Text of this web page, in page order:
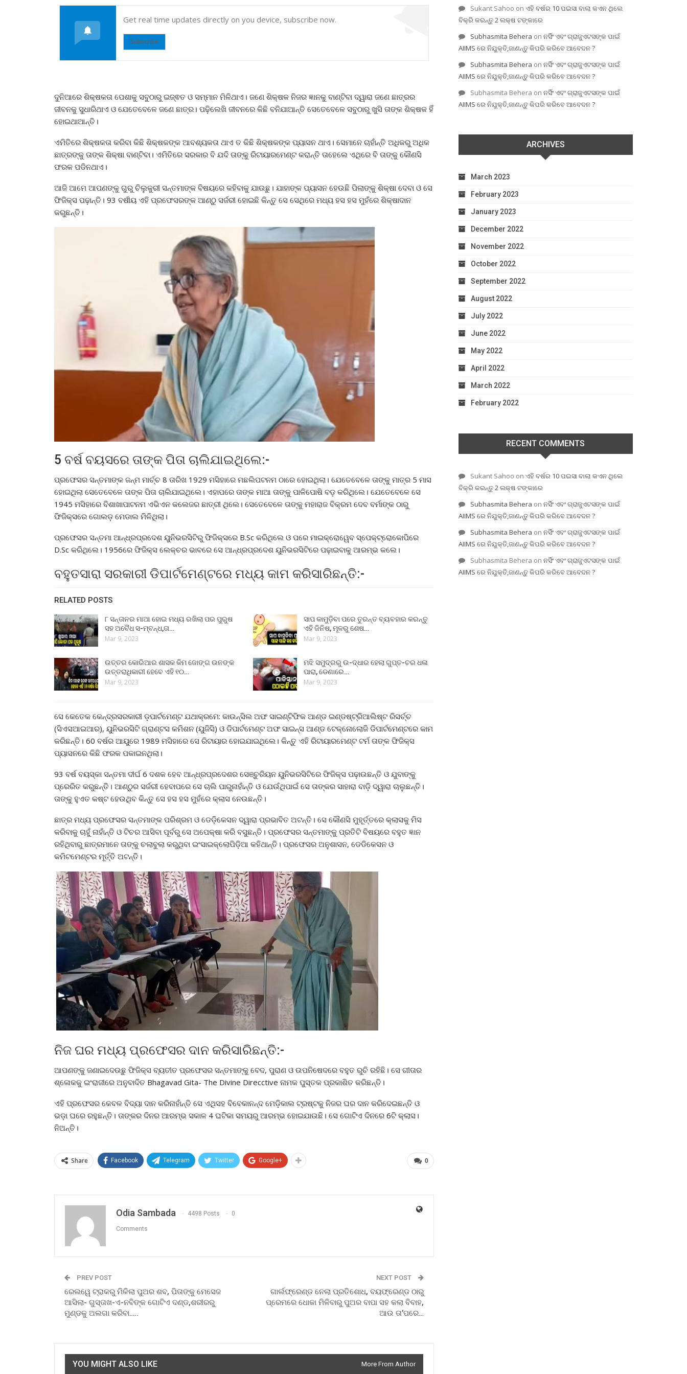
Get real time updates directly on you device, subscribe now.
Subscribe
ଦୁନିଆରେ ଶିକ୍ଷକତା ପେଶାକୁ ସବୁଠାରୁ ଇଜ୍ଵତ ଓ ସମ୍ମାନ ମିଳିଥାଏ। ଜଣେ ଶିକ୍ଷକ ନିଜର ଜ୍ଞାନକୁ ବାଣ୍ଟିବା ଦ୍ୱାରା ଜଣେ ଛାତ୍ରର
ଜୀବନକୁ ସୁଧାରିଥାଏ ଓ ଯେତେବେଳେ ଜଣେ ଛାତ୍ର। ପଢ଼ିଲେଖି ଜୀବନରେ କିଛି ବନିଯାଆନ୍ତି ସେତେବେଳେ ସବୁଠାରୁ ଖୁସି ତାଙ୍କ ଶିକ୍ଷକ ହିଁ
ହୋଇଥାଆନ୍ତି।
ଏମିତିରେ ଶିକ୍ଷକତା କରିବା କିଛି ଶିକ୍ଷକଙ୍କ ଆବଶ୍ୟକତା ଥାଏ ତ କିଛି ଶିକ୍ଷକଙ୍କ ପ୍ୟାସନ ଥାଏ। ସେମାନେ ଚାହାଁନ୍ତି ଅଧିକରୁ ଅଧିକ
ଛାତ୍ରଙ୍କୁ ତାଙ୍କ ଶିକ୍ଷା ବାଣ୍ଟିବା। ଏମିତିରେ ସରକାର ବି ଯଦି ତାଙ୍କୁ ରିଟାୟାରମେଣ୍ଟ କରାନ୍ତି ତାହେଲେ ଏଥିରେ ବି ତାଙ୍କୁ କୌଣସି
ଫରକ ପଡିନଥାଏ।
ଆଜି ଆମେ ଆପଣଙ୍କୁ ଗୁରୁ ଚିଲୁକୁରୀ ସନ୍ତମାଙ୍କ ବିଷୟରେ କହିବାକୁ ଯାଉଛୁ। ଯାହାଙ୍କ ପ୍ୟାସନ ହେଉଛି ପିଲାଙ୍କୁ ଶିକ୍ଷା ଦେବା ଓ ସେ
ଫିଜିକ୍ସ ପଢ଼ାନ୍ତି। 93 ବର୍ଷୀୟ ଏହି ପ୍ରଫେସରଙ୍କ ଆଣ୍ଠୁ ସର୍ଜରୀ ହୋଇଛି କିନ୍ତୁ ସେ ସେଥିରେ ମଧ୍ୟ ହସ ହସ ମୁହଁରେ ଶିକ୍ଷାଦାନ
କରୁଛନ୍ତି।
5 ବର୍ଷ ବୟସରେ ତାଙ୍କ ପିତା ଚାଲିଯାଇଥିଲେ:-
ପ୍ରଫେସର ସନ୍ତମାଙ୍କ ଜନ୍ମ ମାର୍ଚ୍ଚ 8 ତାରିଖ 1929 ମସିହାରେ ମଛଲିପଟନମ ଠାରେ ହୋଇଥିଲା। ଯେତେବେଳେ ତାଙ୍କୁ ମାତ୍ର 5 ମାସ
ହୋଇଥିଲା ସେତେବେଳେ ତାଙ୍କ ପିତା ଚାଲିଯାଇଥିଲେ। ଏହାପରେ ତାଙ୍କ ମାଆ ତାଙ୍କୁ ପାଳିପୋଷି ବଡ଼ କରିଥିଲେ। ଯେତେବେଳେ ସେ
1945 ମସିହାରେ ବିଶାଖାପାଟନମ ଏଭିଏନ କଲେଜର ଛାତ୍ରୀ ଥିଲେ। ସେତେବେଳେ ତାଙ୍କୁ ମହାରାଜ ବିକ୍ରମ ଦେବ ବର୍ମାଙ୍କ ଠାରୁ
ଫିଜିକ୍ସରେ ଗୋଲଡ଼ ମେଡାଲ ମିଳିଥିଲା।
ପ୍ରଫେସର ସନ୍ତମା ଆନ୍ଧ୍ରପ୍ରଦେଶ ୟୁନିଭରସିଟିରୁ ଫିଜିକ୍ସରେ B.Sc କରିଥିଲେ ଓ ପରେ ମାଇକ୍ରୋୱେବ ସ୍ପେକ୍ଟ୍ରୋକୋପିରେ
D.Sc କରିଥିଲେ। 1956ରେ ଫିଜିକ୍ସ ଲେକ୍ଚର ଭାବରେ ସେ ଆନ୍ଧ୍ରପ୍ରଦେଶ ୟୁନିଭରସିଟିରେ ପଢ଼ାଇବାକୁ ଆରମ୍ଭ କଲେ।
ବହୁତସାରା ସରକାରୀ ଡିପାର୍ଟମେଣ୍ଟରେ ମଧ୍ୟ କାମ କରିସାରିଛନ୍ତି:-
RELATED POSTS
୮ ସନ୍ତାନର ମାଆ ହୋଇ ମଧ୍ୟ ରଖିଲା ପର ପୁରୁଷ
ସହ ଅବୈଧ ସ-ମ୍ବନ୍ଧ,ତା…
Mar 9, 2023
ସାପ କାମୁଡ଼ିବା ପରେ ତୁରନ୍ତ ବ୍ୟବହାର କରନ୍ତୁ
ଏହି ଜିନିଷ, ମୂଳରୁ ଶେଷ…
Mar 9, 2023
ଉତ୍ତର କୋରିଆର ଶାସକ କିମ ଜୋଙ୍ଗ ଉନଙ୍କ
ଉତ୍ତରାଧିକାରୀ ହେବେ ଏହି ୧୦…
Mar 9, 2023
ମଝି ସମୁଦ୍ରରୁ ଉ-ଦ୍ଧାର ହେଲା ଗୁପ୍ତ-ଚର ଧଳା
ପାରା, ଡେଣାରେ…
Mar 9, 2023
ସେ କେତେକ କେନ୍ଦ୍ରସରକାରୀ ଡ଼ପାର୍ଟମେଣ୍ଟ ଯଥାକ୍ରମେ: କାଉନ୍ସିଲ ଅଫ ସାଇଣ୍ଟିଫିକ ଆଣ୍ଡ ଇଣ୍ଡଷ୍ଟ୍ରିଆଲିଷ୍ଟ ରିସର୍ଚ୍ଚ
(ସିଏସଆଇଆର), ୟୁନିଭରସିଟି ଗ୍ରାଣ୍ଟସ କମିଶନ (ୟୁଜିସି) ଓ ଡିପାର୍ଟମେଣ୍ଟ ଅଫ ସାଇନ୍ସ ଆଣ୍ଡ ଟେକ୍ନୋଲୋଜି ଡିପାର୍ଟମେଣ୍ଟରେ କାମ
କରିଛନ୍ତି। 60 ବର୍ଷର ଆୟୁରେ 1989 ମସିହାରେ ସେ ରିଟାୟାର ହୋଇଯାଇଥିଲେ। କିନ୍ତୁ ଏହି ରିଟାୟାରମେଣ୍ଟ ଟର୍ମ ତାଙ୍କ ଫିଜିକ୍ସ
ପ୍ୟାସନରେ କିଛି ଫରକ ପକାଇନଥିଲା।
93 ବର୍ଷ ବୟସ୍କା ସନ୍ତମା ଦୀର୍ଘ 6 ଦଶକ ହେବ ଆନ୍ଧ୍ରପ୍ରଦେଶର ସେଞ୍ଚୁରିୟନ ୟୁନିଭରସିଟିରେ ଫିଜିକ୍ସ ପଢ଼ାଉଛନ୍ତି ଓ ଯୁବାଙ୍କୁ
ପ୍ରେରିତ କରୁଛନ୍ତି। ଆଣ୍ଠୁର ସର୍ଜରୀ ହେବାପରେ ସେ ଚାଲି ପାରୁନାହାଁନ୍ତି ଓ ଯେଉଁଥିପାଇଁ ସେ ତାଙ୍କର ସାହାରା ବାଡ଼ି ଦ୍ୱାରା ଚାଲୁଛନ୍ତି।
ତାଙ୍କୁ ହୁଏତ କଷ୍ଟ ହେଉଥିବ କିନ୍ତୁ ସେ ହସ ହସ ମୁହଁରେ କ୍ଲାସ ନେଉଛନ୍ତି।
ଛାତ୍ର ମଧ୍ୟ ପ୍ରଫେସର ସନ୍ତମାଙ୍କ ପରିଶ୍ରମ ଓ ଡେଡ଼ିକେସନ ଦ୍ୱାରା ପ୍ରଭାବିତ ଅଟନ୍ତି। ସେ କୌଣସି ମୁହୂର୍ତ୍ତରେ କ୍ଲାସକୁ ମିସ
କରିବାକୁ ଚାହୁଁ ନାହାଁନ୍ତି ଓ ଟିଚର ଆସିବା ପୂର୍ବରୁ ସେ ଅପେକ୍ଷା କରି ବସୁଛନ୍ତି। ପ୍ରଫେସର ସନ୍ତମାଙ୍କୁ ପ୍ରତିଟି ବିଷୟରେ ବହୁତ ଜ୍ଞାନ
ରହିଥିବାରୁ ଛାତ୍ରମାନେ ତାଙ୍କୁ ଚଲାବୁଲା କରୁଥିବା ଇଂସାଇକ୍ଲୋପିଡ଼ିଆ କହିଥାନ୍ତି। ପ୍ରଫେସର ଅନୁଶାସନ, ଡେଡିକେସନ ଓ
କମିଟମେଣ୍ଟର ମୂର୍ତ୍ତି ଅଟନ୍ତି।
ନିଜ ଘର ମଧ୍ୟ ପ୍ରଫେସର ଦାନ କରିସାରିଛନ୍ତି:-
ଆପଣଙ୍କୁ ଜଣାଇଦେଉଛୁ ଫିଜିକ୍ସ ବ୍ୟତୀତ ପ୍ରଫେସର ସନ୍ତମାଙ୍କୁ ବେଦ, ପୁରାଣ ଓ ଉପନିଷେଦରେ ବହୁତ ରୁଚି ରହିଛି। ସେ ଗୀତାର
ଶ୍ଳୋକକୁ ଇଂରାଜୀରେ ଅନୁବାଦିତ Bhagavad Gita- The Divine Direcctive ନାମକ ପୁସ୍ତକ ପ୍ରକାଶିତ କରିଛନ୍ତି।
ଏହି ପ୍ରଫେସର କେବଳ ବିଦ୍ୟା ଦାନ କରିନାହାଁନ୍ତି ସେ ଏଥିସହ ବିବେକାନନ୍ଦ ମେଡ଼ିକାଲ ଟ୍ରଷ୍ଟକୁ ନିଜର ଘର ଦାନ କରିଦେଇଛନ୍ତି ଓ
ଭଡ଼ା ଘରେ ରହୁଛନ୍ତି। ତାଙ୍କର ଦିନର ଆରମ୍ଭ ସକାଳ 4 ଘଟିକା ସମୟରୁ ଆରମ୍ଭ ହୋଇଯାଉଛି। ସେ ଗୋଟିଏ ଦିନରେ 6ଟି କ୍ଲାସ।
ନିଅନ୍ତି।
0
Share Facebook Telegram Twitter Google+
Odia Sambada 4498 Posts 0
Comments
PREV POST
ରେଲୱେ ଟ୍ରାକରୁ ମିଳିଲା ପୁଅର ଶବ, ପିତାଙ୍କୁ ମେସେଜ
ଆସିଲା- ଗୁସ୍ତାଖ-ଏ-ନବିଙ୍କ ଗୋଟିଏ ଦଣ୍ଡ,ଶରୀରରୁ
ମୁଣ୍ଡକୁ ଅଲଗା କରିବା…..
NEXT POST
ଗାର୍ଲଫ୍ରେଣ୍ଡ ନେଲା ପ୍ରତିଶୋଧ, ବୟଫ୍ରେଣ୍ଡ ଠାରୁ
ପ୍ରେମରେ ଧୋକା ମିଳିବାରୁ ପୁଅର ବାପା ସହ କଲା ବିବାହ,
ଆଉ ତା’ପରେ…
YOU MIGHT ALSO LIKE More From Author
Sukant Sahoo on ଏହି ବର୍ଷର 10 ପଇସା ବାଲା କଏନ ଥିଲେ
ବିକ୍ରି କରନ୍ତୁ 2 ଲକ୍ଷ ଟଙ୍କାରେ
Subhasmita Behera on ନର୍ସିଂ ଏବଂ ଗ୍ରାଜୁଏଟସଙ୍କ ପାଇଁ
AIIMS ରେ ନିଯୁକ୍ତି,ଜାଣନ୍ତୁ କିପରି କରିବେ ଆବେଦନ ?
Subhasmita Behera on ନର୍ସିଂ ଏବଂ ଗ୍ରାଜୁଏଟସଙ୍କ ପାଇଁ
AIIMS ରେ ନିଯୁକ୍ତି,ଜାଣନ୍ତୁ କିପରି କରିବେ ଆବେଦନ ?
Subhasmita Behera on ନର୍ସିଂ ଏବଂ ଗ୍ରାଜୁଏଟସଙ୍କ ପାଇଁ
AIIMS ରେ ନିଯୁକ୍ତି,ଜାଣନ୍ତୁ କିପରି କରିବେ ଆବେଦନ ?
ARCHIVES
March 2023
February 2023
January 2023
December 2022
November 2022
October 2022
September 2022
August 2022
July 2022
June 2022
May 2022
April 2022
March 2022
February 2022
RECENT COMMENTS
Sukant Sahoo on ଏହି ବର୍ଷର 10 ପଇସା ବାଲା କଏନ ଥିଲେ
ବିକ୍ରି କରନ୍ତୁ 2 ଲକ୍ଷ ଟଙ୍କାରେ
Subhasmita Behera on ନର୍ସିଂ ଏବଂ ଗ୍ରାଜୁଏଟସଙ୍କ ପାଇଁ
AIIMS ରେ ନିଯୁକ୍ତି,ଜାଣନ୍ତୁ କିପରି କରିବେ ଆବେଦନ ?
Subhasmita Behera on ନର୍ସିଂ ଏବଂ ଗ୍ରାଜୁଏଟସଙ୍କ ପାଇଁ
AIIMS ରେ ନିଯୁକ୍ତି,ଜାଣନ୍ତୁ କିପରି କରିବେ ଆବେଦନ ?
Subhasmita Behera on ନର୍ସିଂ ଏବଂ ଗ୍ରାଜୁଏଟସଙ୍କ ପାଇଁ
AIIMS ରେ ନିଯୁକ୍ତି,ଜାଣନ୍ତୁ କିପରି କରିବେ ଆବେଦନ ?